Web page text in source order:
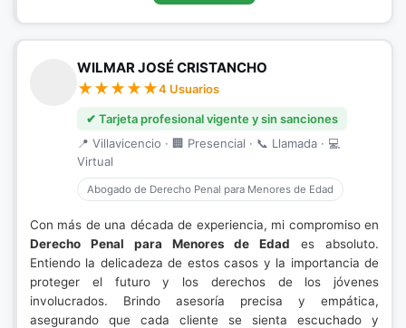
WILMAR JOSÉ CRISTANCHO
4 Usuarios
✔ Tarjeta profesional vigente y sin sanciones
📍 Villavicencio · 🏢 Presencial · 📞 Llamada · 💻
Virtual
Abogado de Derecho Penal para Menores de Edad
Con más de una década de experiencia, mi compromiso en
Derecho Penal para Menores de Edad es absoluto.
Entiendo la delicadeza de estos casos y la importancia de
proteger el futuro y los derechos de los jóvenes
involucrados. Brindo asesoría precisa y empática,
asegurando que cada cliente se sienta escuchado y